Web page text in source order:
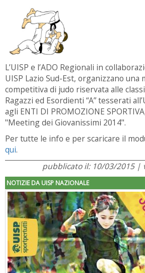
L’UISP e l’ADO Regionali in
UISP Lazio Sud-Est, organizzano
competitiva di judo riservata alle
Ragazzi ed Esordienti “A” tesserati
agli ENTI DI PROMOZIONE
"Meeting dei Giovanissimi 2014".
Per tutte le info e per scaricare il
qui.
pubblicato il: 10/03/2015 |
NOTIZIE DA UISP NAZIONALE